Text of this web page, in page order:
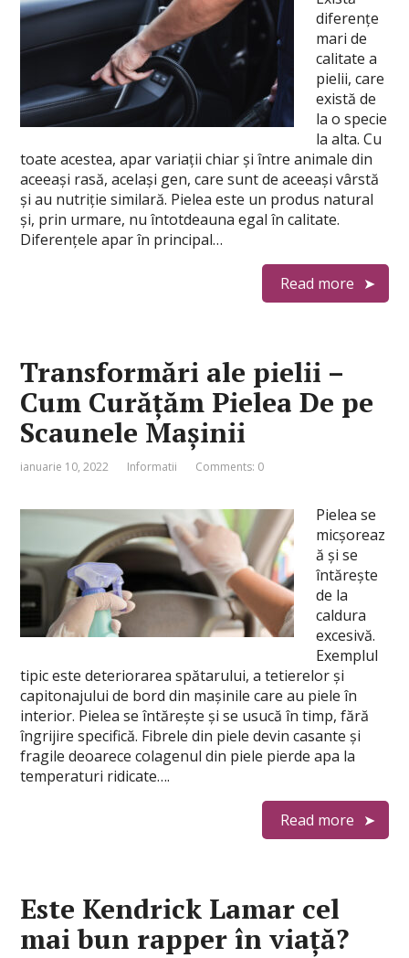
diferențe
mari de
calitate a
pielii, care
există de
la o specie
la alta. Cu
toate acestea, apar variații chiar și între animale din
aceeași rasă, același gen, care sunt de aceeaşi vârstă
şi au nutriție similară. Pielea este un produs natural
și, prin urmare, nu întotdeauna egal în calitate.
Diferențele apar în principal…
Read more
Transformări ale pielii –
Cum Curățăm Pielea De pe
Scaunele Mașinii
ianuarie 10, 2022 Informatii Comments: 0
Pielea se
micşoreaz
ă şi se
întăreşte
de la
caldura
excesivă.
Exemplul
tipic este deteriorarea spătarului, a tetierelor și
capitonajului de bord din maşinile care au piele în
interior. Pielea se întăreşte şi se usucă în timp, fără
îngrijire specifică. Fibrele din piele devin casante şi
fragile deoarece colagenul din piele pierde apa la
temperaturi ridicate….
Read more
Este Kendrick Lamar cel
mai bun rapper în viață?